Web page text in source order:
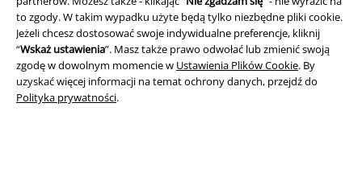
to zgody. W takim wypadku użyte będą tylko niezbędne pliki cookie.
Jeżeli chcesz dostosować swoje indywidualne preferencje, kliknij
“Wskaż ustawienia”. Masz także prawo odwołać lub zmienić swoją
zgodę w dowolnym momencie w Ustawienia Plików Cookie. By
uzyskać więcej informacji na temat ochrony danych, przejdź do
Polityka prywatności.
Polityka prywatności
Unieszkodliwianie odpadów i ochrona środowiska
Deklaracja Zgodności